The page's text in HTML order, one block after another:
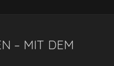
– MIT DEM